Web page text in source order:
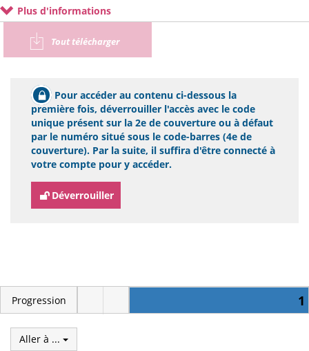
Plus d'informations
Tout télécharger
Pour accéder au contenu ci-dessous la
première fois, déverrouiller l'accès avec le code
unique présent sur la 2e de couverture ou à défaut
par le numéro situé sous le code-barres (4e de
couverture). Par la suite, il suffira d'être connecté à
votre compte pour y accéder.
Déverrouiller
Progression 1
Aller à ...